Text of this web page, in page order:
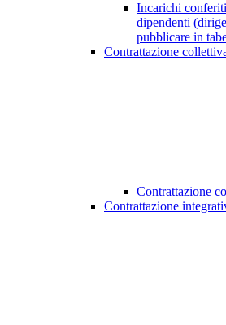
Incarichi
dipendenti
pubblicare in
Contrattazione
Contrattazione
Contrattazione